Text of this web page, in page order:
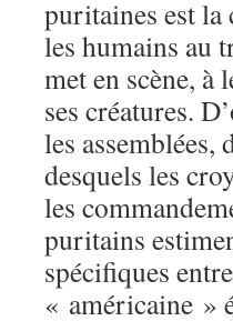
puritaines est
les humains au
met en scène, à
ses créatures.
les assemblées,
desquels les
les
puritains
spécifiques
« américaine »